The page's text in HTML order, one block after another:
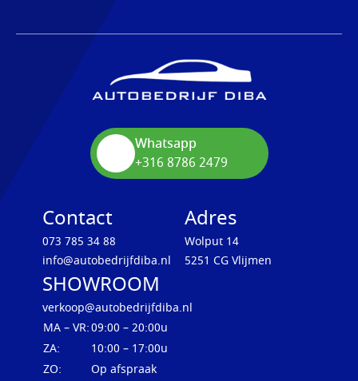
Whatsapp
+316 8786 2479
Contact
073 785 34 88
info@autobedrijfdiba.nl
Adres
Wolput 14
5251 CG Vlijmen
SHOWROOM
verkoop@autobedrijfdiba.nl
MA – VR:09:00 – 20:00u
ZA:
10:00 – 17:00u
ZO:
Op afspraak